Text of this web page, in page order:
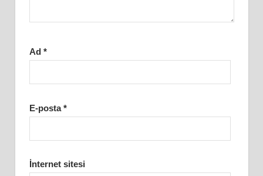
Ad *
E-posta*
İnternet sitesi